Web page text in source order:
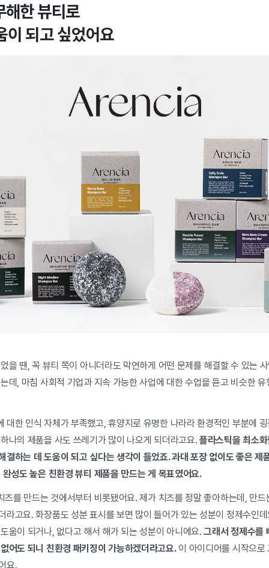
해한 뷰티로
이 되고 싶었어요
을 땐, 꼭 뷰티 쪽이 아니더라도 막연하게 어떤 문제를 해결할 수 있는
데, 마침 사회적 기업과 지속 가능한 사업에 대한 수업을 듣고 비슷한
대한 인식 자체가 부족했고, 휴양지로 유명한 나라라 환경적인 부분에
나의 제품을 사도 쓰레기가 많이 나오게 되더라고요.플라스틱을 최소
결하는 데 도움이 되고 싶다는 생각이 들었죠. 과대 포장 없이도 좋은 제
성도 높은 친환경 뷰티 제품을 만드는 게 목표였어요.
즈를 만드는 것에서부터 비롯됐어요. 제가 치즈를 정말 좋아하는데, 만
라고요. 화장품도 성분 표시를 보면 많이 들어가 있는 성분이 정제수인
움이 되거나, 없다고 해서 해가 되는 성분이 아니에요.그래서 정제수를
어도 되니 친환경 패키징이 가능하겠더라고요.이 아이디어를 시작으로
요.